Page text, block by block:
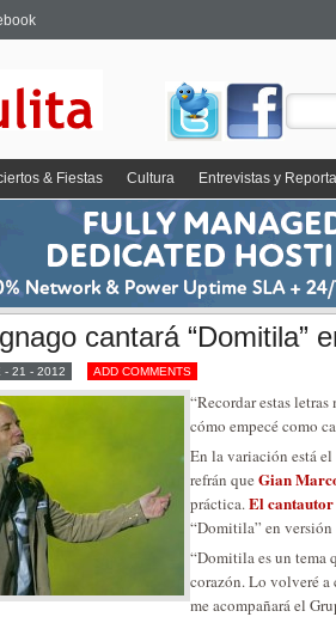
& Fiestas Cultura Entrevistas y
cantará “Domitila”
- 21 - 2012 ADD COMMENTS
“Recordar estas
cómo empecé como
En la variación está
refrán que Gian
práctica.El
“Domitila” en
“Domitila es un tema
corazón. Lo volveré a
me acompañará el